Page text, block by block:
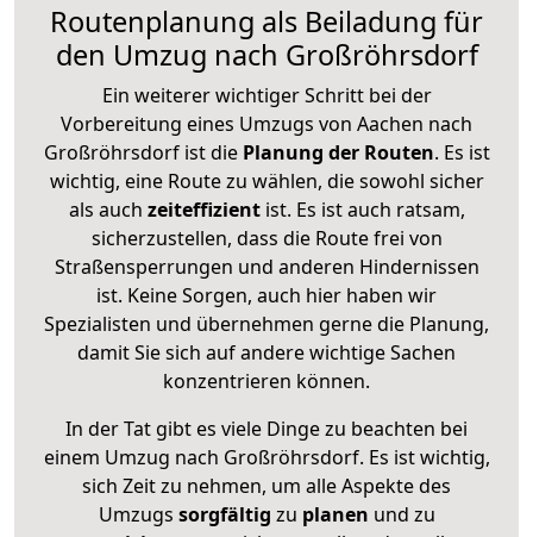
Routenplanung als Beiladung für
den Umzug nach Großröhrsdorf
Ein weiterer wichtiger Schritt bei der
Vorbereitung eines Umzugs von Aachen nach
Großröhrsdorf ist diePlanung der Routen. Es ist
wichtig, eine Route zu wählen, die sowohl sicher
als auch zeiteffizientist. Es ist auch ratsam,
sicherzustellen, dass die Route frei von
Straßensperrungen und anderen Hindernissen
ist. Keine Sorgen, auch hier haben wir
Spezialisten und übernehmen gerne die Planung,
damit Sie sich auf andere wichtige Sachen
konzentrieren können.
In der Tat gibt es viele Dinge zu beachten bei
einem Umzug nach Großröhrsdorf. Es ist wichtig,
sich Zeit zu nehmen, um alle Aspekte des
Umzugs sorgfältig zu planen und zu